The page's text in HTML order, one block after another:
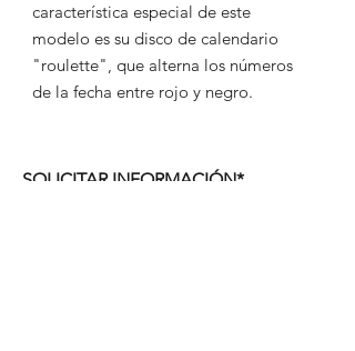
característica especial de este
modelo es su disco de calendario
"roulette", que alterna los números
de la fecha entre rojo y negro.
SOLICITAR INFORMACIÓN*